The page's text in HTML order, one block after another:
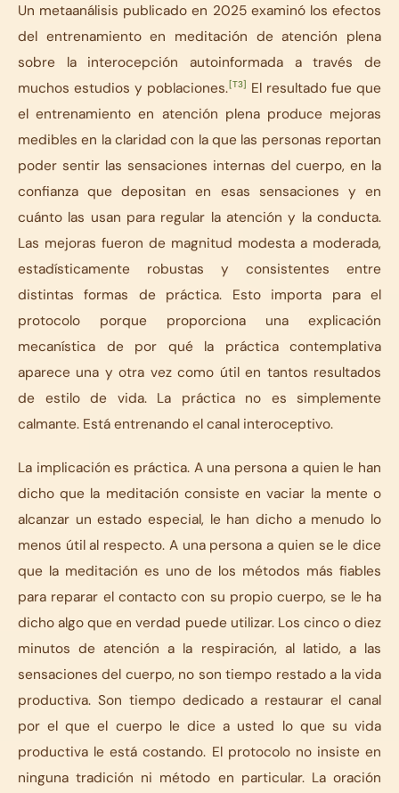
Un metaanálisis publicado en 2025 examinó los efectos
del entrenamiento en meditación de atención plena
sobre la interocepción autoinformada a través de
muchos estudios y poblaciones.[T3] El resultado fue que
el entrenamiento en atención plena produce mejoras
medibles en la claridad con la que las personas reportan
poder sentir las sensaciones internas del cuerpo, en la
confianza que depositan en esas sensaciones y en
cuánto las usan para regular la atención y la conducta.
Las mejoras fueron de magnitud modesta a moderada,
estadísticamente robustas y consistentes entre
distintas formas de práctica. Esto importa para el
protocolo porque proporciona una explicación
mecanística de por qué la práctica contemplativa
aparece una y otra vez como útil en tantos resultados
de estilo de vida. La práctica no es simplemente
calmante. Está entrenando el canal interoceptivo.
La implicación es práctica. A una persona a quien le han
dicho que la meditación consiste en vaciar la mente o
alcanzar un estado especial, le han dicho a menudo lo
menos útil al respecto. A una persona a quien se le dice
que la meditación es uno de los métodos más fiables
para reparar el contacto con su propio cuerpo, se le ha
dicho algo que en verdad puede utilizar. Los cinco o diez
minutos de atención a la respiración, al latido, a las
sensaciones del cuerpo, no son tiempo restado a la vida
productiva. Son tiempo dedicado a restaurar el canal
por el que el cuerpo le dice a usted lo que su vida
productiva le está costando. El protocolo no insiste en
ninguna tradición ni método en particular. La oración